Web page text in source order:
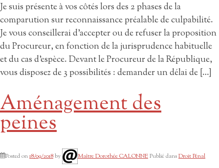
Je suis présente à vos côtés lors des 2 phases de la
comparution sur reconnaissance préalable de culpabilité.
Je vous conseillerai d’accepter ou de refuser la proposition
du Procureur, en fonction de la jurisprudence habituelle
et du cas d’espèce. Devant le Procureur de la République,
vous disposez de 3 possibilités : demander un délai de […]
Aménagement des
peines
Posted on18/09/2018by Maître Dorothée CALONNEPublié dansDroit Pénal